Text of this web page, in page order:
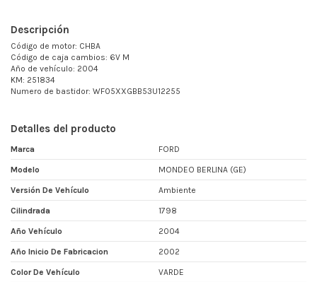
Descripción
Código de motor: CHBA
Código de caja cambios: 6V M
Año de vehículo: 2004
KM: 251834
Numero de bastidor: WF05XXGBB53U12255
Detalles del producto
Marca FORD
Modelo MONDEO BERLINA (GE)
Versión De Vehículo Ambiente
Cilindrada 1798
Año Vehículo 2004
Año Inicio De Fabricacion 2002
Color De Vehículo VARDE